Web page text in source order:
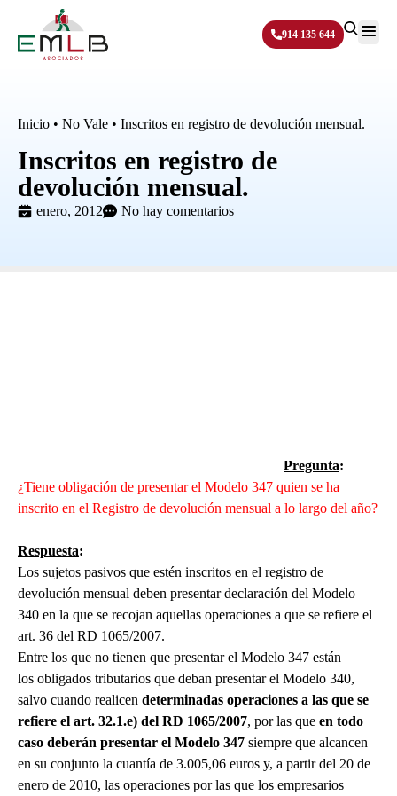
914 135 644
Inicio • No Vale • Inscritos en registro de devolución mensual.
Inscritos en registro de
devolución mensual.
enero, 2012 No hay comentarios
Pregunta:
¿Tiene obligación de presentar el Modelo 347 quien se ha
inscrito en el Registro de devolución mensual a lo largo del año?
Respuesta:
Los sujetos pasivos que estén inscritos en el registro de
devolución mensual deben presentar declaración del Modelo
340 en la que se recojan aquellas operaciones a que se refiere el
art. 36 del RD 1065/2007.
Entre los que no tienen que presentar el Modelo 347 están
los obligados tributarios que deban presentar el Modelo 340,
salvo cuando realicen determinadas operaciones a las que se
refiere el art. 32.1.e) del RD 1065/2007, por las que en todo
caso deberán presentar el Modelo 347 siempre que alcancen
en su conjunto la cuantía de 3.005,06 euros y, a partir del 20 de
enero de 2010, las operaciones por las que los empresarios